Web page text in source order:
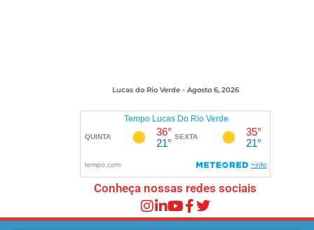
Lucas do Rio Verde - Agosto 6, 2026
Conheça nossas redes sociais